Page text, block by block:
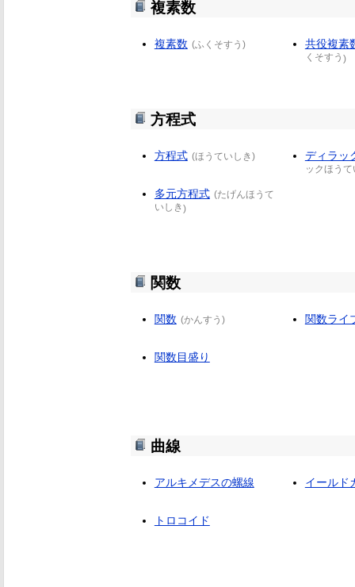
複素数
複素数 (ふくそすう )
共役複素
くそすう )
方程式
方程式 (ほうていしき)
ディラッ
ックほう
多元方程式 (たげんほうて
いしき)
関数
関数 (かんすう ) 関数ライ
関数目盛り
曲線
アルキメデスの螺線 イールド
トロコイド